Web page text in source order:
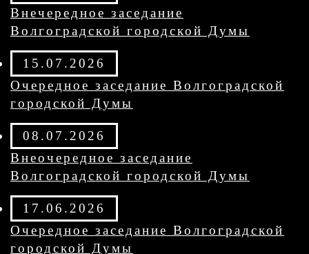
Внечередное заседание
Волгоградской городской Думы
15.07.2026
Очередное заседание Волгоградской
городской Думы
08.07.2026
Внеочередное заседание
Волгоградской городской Думы
17.06.2026
Очередное заседание Волгоградской
городской Думы